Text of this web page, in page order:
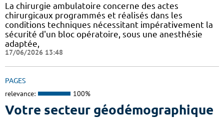
La chirurgie ambulatoire concerne des actes
chirurgicaux programmés et réalisés dans les
conditions techniques nécessitant impérativement la
sécurité d'un bloc opératoire, sous une anesthésie
adaptée,
17/06/2026 13:48
PAGES
relevance: 100%
Votre secteur géodémographique